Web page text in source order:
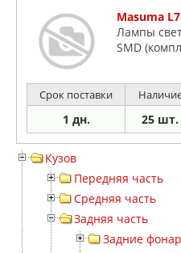
Masuma
Лампы
SMD
Срок поставки
1 дн. 25 шт.
Кузов
Передняя часть
Средняя часть
Задняя часть
Задние